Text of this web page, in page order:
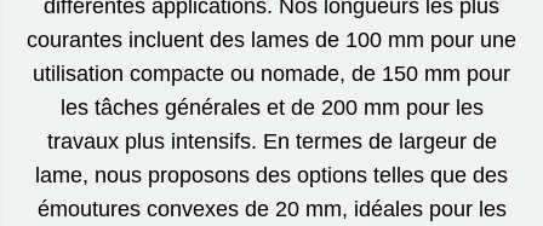
différentes applications. Nos longueurs les plus
courantes incluent des lames de 100 mm pour une
utilisation compacte ou nomade, de 150 mm pour
les tâches générales et de 200 mm pour les
travaux plus intensifs. En termes de largeur de
lame, nous proposons des options telles que des
émoutures convexes de 20 mm, idéales pour les